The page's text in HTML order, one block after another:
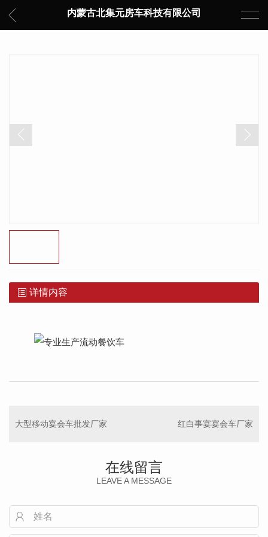
内蒙古北集元房车科技有限公司
详情内容
大型移动宴会车批发厂家 红白事宴宴会车厂家
在线留言
LEAVE A MESSAGE